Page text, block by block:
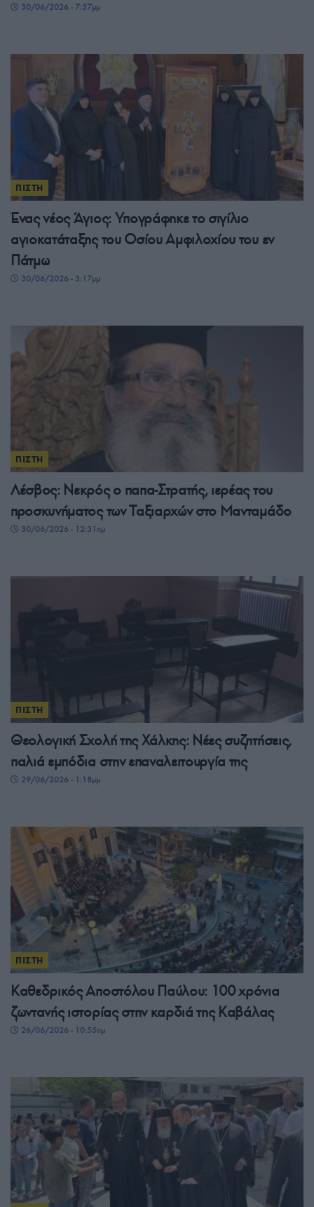
30/06/2026 - 7:37μμ
ΠΙΣΤΗ
Ένας νέος Άγιος: Υπογράφηκε το σιγίλιο
αγιοκατάταξης του Οσίου Αμφιλοχίου του εν
Πάτμω
30/06/2026 - 3:17μμ
ΠΙΣΤΗ
Λέσβος: Νεκρός ο παπα-Στρατής, ιερέας του
προσκυνήματος των Ταξιαρχών στο Μανταμάδο
30/06/2026 - 12:31πμ
ΠΙΣΤΗ
Θεολογική Σχολή της Χάλκης: Νέες συζητήσεις,
παλιά εμπόδια στην επαναλειτουργία της
29/06/2026 - 1:18μμ
ΠΙΣΤΗ
Καθεδρικός Αποστόλου Παύλου: 100 χρόνια
ζωντανής ιστορίας στην καρδιά της Καβάλας
26/06/2026 - 10:55πμ